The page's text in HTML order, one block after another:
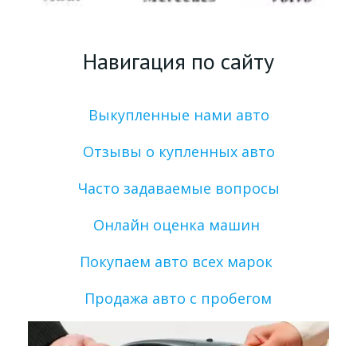
Навигация по сайту
Выкупленные нами авто
Отзывы о купленных авто
Часто задаваемые вопросы
Онлайн оценка машин
Покупаем авто всех марок
Продажа авто с пробегом